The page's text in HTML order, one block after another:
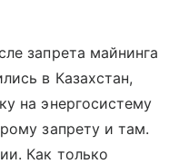
запрета майнинга
в Казахстан,
на энергосистему
запрету и там.
Как только